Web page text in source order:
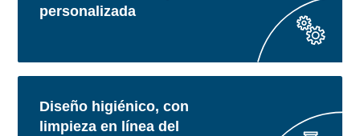
personalizada
Diseño higiénico, con
limpieza en línea del